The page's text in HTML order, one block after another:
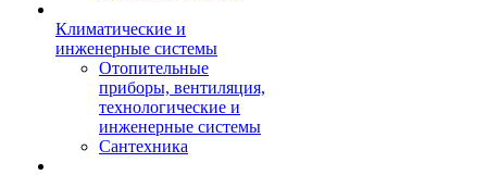
Климатические и
инженерные системы
Отопительные
приборы, вентиляция,
технологические и
инженерные системы
Сантехника